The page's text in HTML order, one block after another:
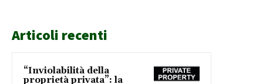
Articoli recenti
“Inviolabilità della
proprietà privata”: la